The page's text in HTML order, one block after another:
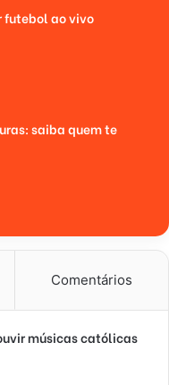
futebol ao vivo
saiba quem te
Comentários
músicas católicas